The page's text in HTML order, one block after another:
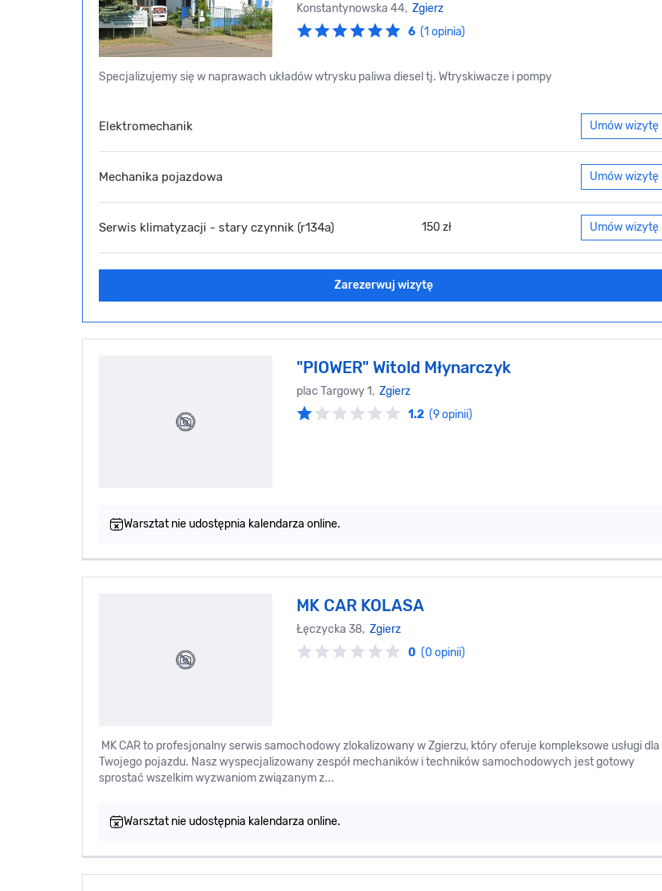
Konstantynowska 44, Zgierz
6 (1 opinia)
Specjalizujemy się w naprawach układów wtrysku paliwa diesel tj. Wtryskiwacze i pompy
Elektromechanik Umów wizytę
Mechanika pojazdowa Umów wizytę
Serwis klimatyzacji - stary czynnik (r134a) 150 zł Umów wizytę
Zarezerwuj wizytę
"PIOWER" Witold Młynarczyk
plac Targowy 1, Zgierz
1.2 (9 opinii)
Warsztat nie udostępnia kalendarza online.
MK CAR KOLASA
Łęczycka 38, Zgierz
0 (0 opinii)
MK CAR to profesjonalny serwis samochodowy zlokalizowany w Zgierzu, który oferuje kompleksowe usługi dla
Twojego pojazdu. Nasz wyspecjalizowany zespół mechaników i techników samochodowych jest gotowy
sprostać wszelkim wyzwaniom związanym z...
Warsztat nie udostępnia kalendarza online.